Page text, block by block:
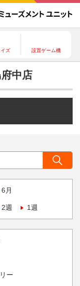
ズ 設置ゲーム機
中店
6月
2週 1週
ー